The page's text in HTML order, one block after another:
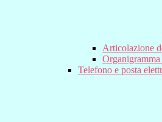
Articolazione
Organigramma
Telefono e posta